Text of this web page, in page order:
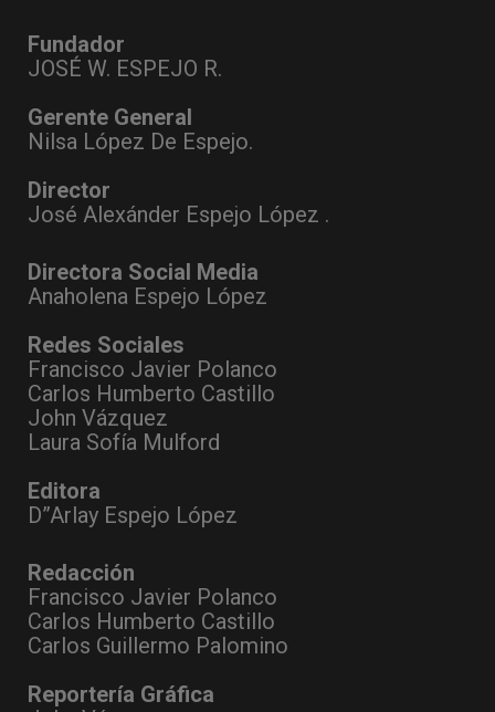
Fundador
JOSÉ W. ESPEJO R.
Gerente General
Nilsa López De Espejo.
Director
José Alexánder Espejo López .
Directora Social Media
Anaholena Espejo López
Redes Sociales
Francisco Javier Polanco
Carlos Humberto Castillo
John Vázquez
Laura Sofía Mulford
Editora
D”Arlay Espejo López
Redacción
Francisco Javier Polanco
Carlos Humberto Castillo
Carlos Guillermo Palomino
Reportería Gráfica